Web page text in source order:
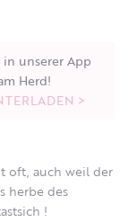
unserer App
Herd!
>
oft, auch weil der
herbe des
!